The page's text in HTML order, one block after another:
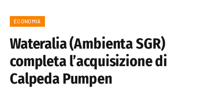
ECONOMIA
Wateralia (Ambienta SGR)
completa l’acquisizione di
Calpeda Pumpen